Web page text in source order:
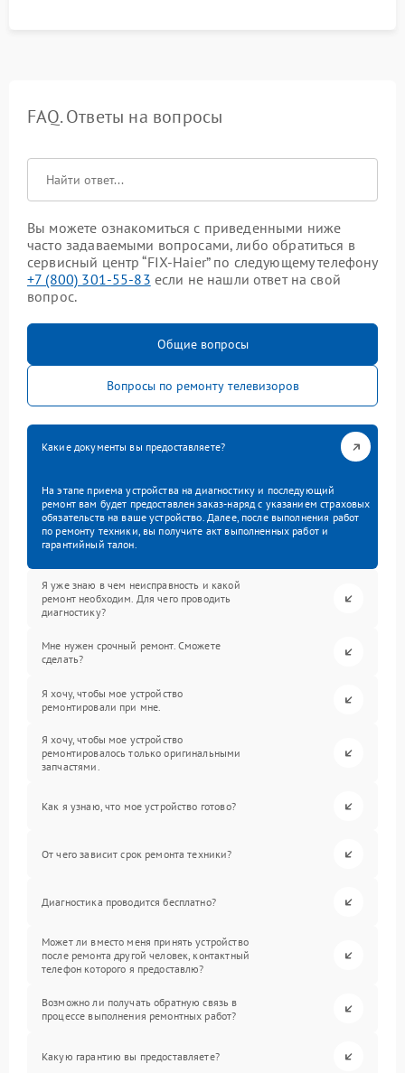
FAQ. Ответы на вопросы
Вы можете ознакомиться с приведенными ниже
часто задаваемыми вопросами, либо обратиться в
сервисный центр “FIX-Haier” по следующему телефону
+7 (800) 301-55-83 если не нашли ответ на свой
вопрос.
Общие вопросы
Вопросы по ремонту телевизоров
Какие документы вы предоставляете?
На этапе приема устройства на диагностику и последующий
ремонт вам будет предоставлен заказ-наряд с указанием страховых
обязательств на ваше устройство. Далее, после выполнения работ
по ремонту техники, вы получите акт выполненных работ и
гарантийный талон.
Я уже знаю в чем неисправность и какой
ремонт необходим. Для чего проводить
диагностику?
Мне нужен срочный ремонт. Сможете
сделать?
Я хочу, чтобы мое устройство
ремонтировали при мне.
Я хочу, чтобы мое устройство
ремонтировалось только оригинальными
запчастями.
Как я узнаю, что мое устройство готово?
От чего зависит срок ремонта техники?
Диагностика проводится бесплатно?
Может ли вместо меня принять устройство
после ремонта другой человек, контактный
телефон которого я предоставлю?
Возможно ли получать обратную связь в
процессе выполнения ремонтных работ?
Какую гарантию вы предоставляете?